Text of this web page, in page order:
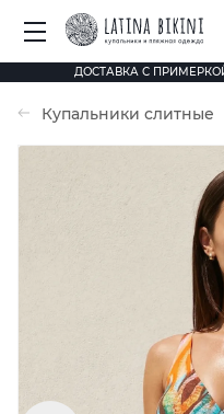
ДОСТАВКА С
Купальники слитные